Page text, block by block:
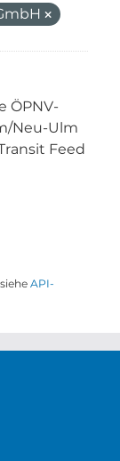
ÖPNV-
Neu-Ulm
Feed
API-